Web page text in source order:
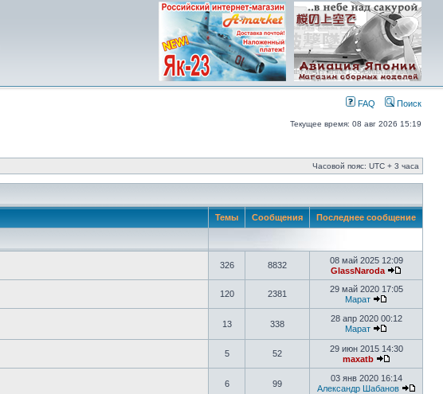
FAQ Поиск
Текущее время: 08 авг 2026 15:19
Часовой пояс: UTC + 3 часа
Темы Сообщения Последнее сообщение
326 8832
08 май 2025 12:09
GlassNaroda
120 2381
29 май 2020 17:05
Марат
13 338
28 апр 2020 00:12
Марат
5 52
29 июн 2015 14:30
maxatb
6 99
03 янв 2020 16:14
Александр Шабанов